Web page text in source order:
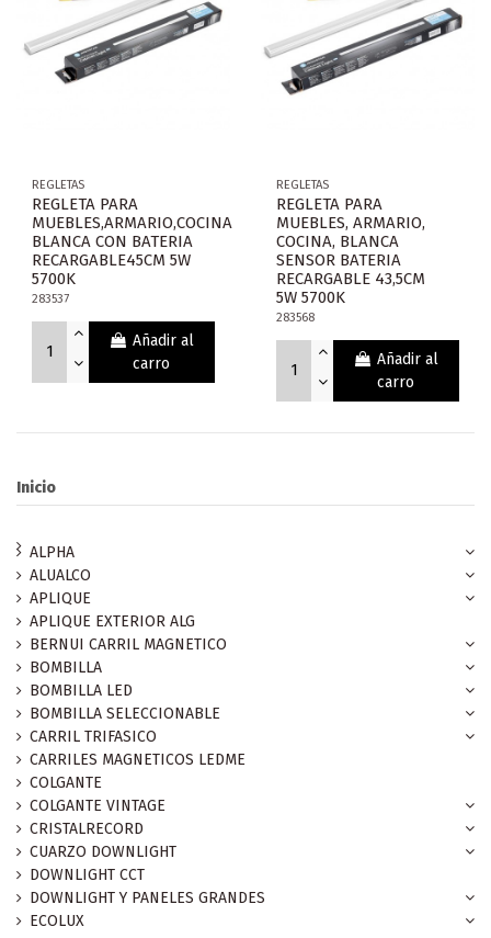
REGLETAS
REGLETA PARA
MUEBLES,ARMARIO,COCINA
BLANCA CON BATERIA
RECARGABLE45CM 5W
5700K
283537
Añadir al
carro
REGLETAS
REGLETA PARA
MUEBLES, ARMARIO,
COCINA, BLANCA
SENSOR BATERIA
RECARGABLE 43,5CM
5W 5700K
283568
Añadir al
carro
Inicio
ALPHA
ALUALCO
APLIQUE
APLIQUE EXTERIOR ALG
BERNUI CARRIL MAGNETICO
BOMBILLA
BOMBILLA LED
BOMBILLA SELECCIONABLE
CARRIL TRIFASICO
CARRILES MAGNETICOS LEDME
COLGANTE
COLGANTE VINTAGE
CRISTALRECORD
CUARZO DOWNLIGHT
DOWNLIGHT CCT
DOWNLIGHT Y PANELES GRANDES
ECOLUX